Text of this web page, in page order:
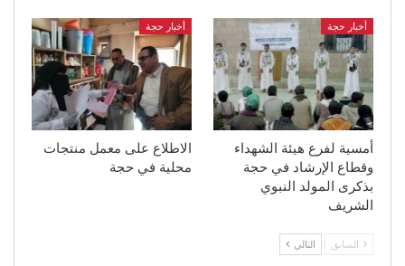
أخبار حجة
أمسية لفرع هيئة الشهداء
وقطاع الإرشاد في حجة
بذكرى المولد النبوي
الشريف
أخبار حجة
الاطلاع على معمل منتجات
محلية في حجة
السابق التالي